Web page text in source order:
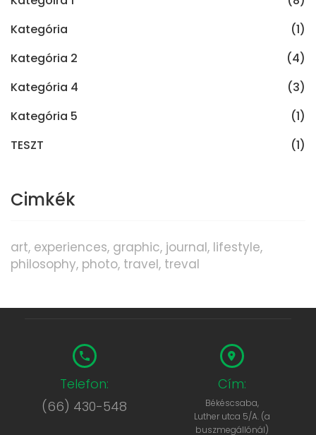
Kategória
(1)
Kategória 2
(4)
Kategória 4
(3)
Kategória 5
(1)
TESZT
(1)
Cimkék
art experiences graphic journal lifestyle
philosophy photo travel treval
Telefon:
(66) 430-548
Cím:
Békéscsaba,
Luther utca 5/A. (a
buszmegállónál)